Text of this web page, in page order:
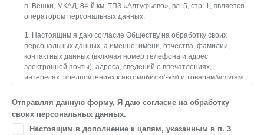
п. Вёшки, МКАД, 84-й км, ТПЗ «Алтуфьево», вл. 5, стр. 1, является
оператором персональных данных.
1. Настоящим я даю согласие Обществу на обработку своих
персональных данных, а именно: имени, отчества, фамилии,
контактных данных (включая номер телефона и адрес
электронной почты), адреса, сведений о впечатлениях,
интересах, предпочтениях к автомобилю(-ям) и товарам/услугам,
устройства и модели мобильного телефона посетителя сайта,
уникального идентификатора посетителя сайта,
предпочтительного времени и способа для контакта, истории
контактов.
Отправляя данную форму, Я даю согласие на обработку
своих персональных данных.
Настоящим в дополнение к целям, указанным в п. 3